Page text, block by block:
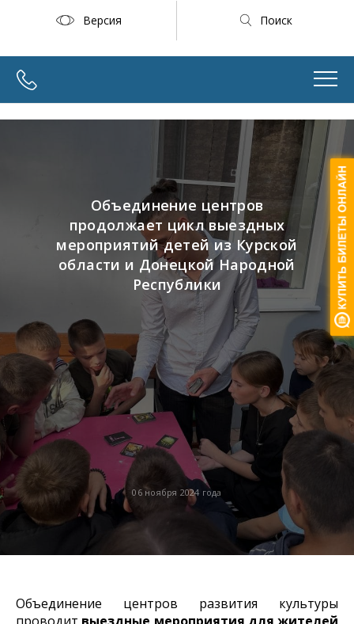
Версия Поиск
06 ноября 2024 года
Объединение центров
продолжает цикл выездных
мероприятий детей из Курской
области и Донецкой Народной
Республики
Объединение центров развития культуры